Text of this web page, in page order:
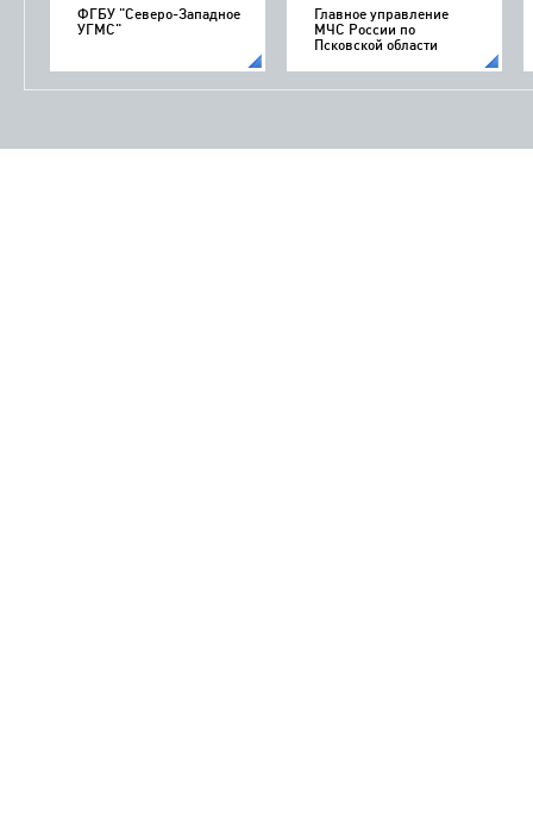
ФГБУ "Северо-Западное
УГМС"
Главное управление
МЧС России по
Псковской области